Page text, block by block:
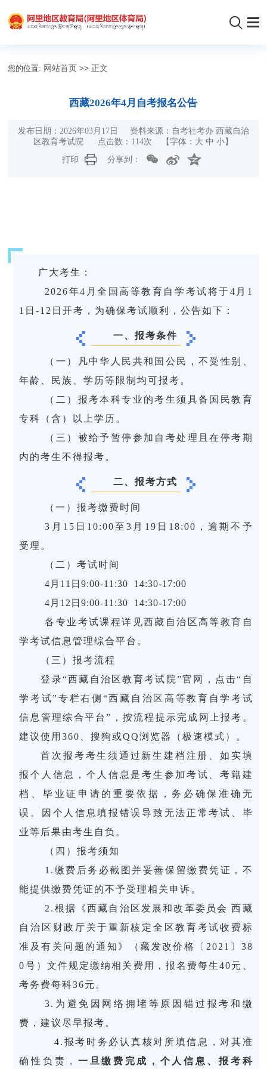
您的位置: 网站首页 >> 正文
西藏2026年4月自考报名公告
发布日期：2026年03月17日 资料来源：自考社考办 西藏自治
区教育考试院 点击数： 114次 【字体： 大 中 小 】
打印
分享到：
广大考生：
2026年4月全国高等教育自学考试将于4月1
1日-12日开考，为确保考试顺利，公告如下：
一、报考条件
（一）凡中华人民共和国公民，不受性别、
年龄、民族、学历等限制均可报考。
（二）报考本科专业的考生须具备国民教育
专科（含）以上学历。
（三）被给予暂停参加自考处理且在停考期
内的考生不得报考。
二、报考方式
（一）报考缴费时间
3月15日10:00至3月19日18:00，逾期不予
受理。
（二）考试时间
4月11日9:00-11:30 14:30-17:00
4月12日9:00-11:30 14:30-17:00
各专业考试课程详见西藏自治区高等教育自
学考试信息管理综合平台。
（三）报考流程
登录“西藏自治区教育考试院”官网，点击“自
学考试”专栏右侧“西藏自治区高等教育自学考试
信息管理综合平台”，按流程提示完成网上报考。
建议使用360、搜狗或QQ浏览器（极速模式）。
首次报考考生须通过新生建档注册、如实填
报个人信息，个人信息是考生参加考试、考籍建
档、毕业证申请的重要依据，务必确保准确无
误。因个人信息填报错误导致无法正常考试、毕
业等后果由考生自负。
（四）报考须知
1.缴费后务必截图并妥善保留缴费凭证，不
能提供缴费凭证的不予受理相关申诉。
2.根据《西藏自治区发展和改革委员会 西藏
自治区财政厅关于重新核定全区教育考试收费标
准及有关问题的通知》（藏发改价格〔2021〕38
0号）文件规定缴纳相关费用，报名费每生40元、
考务费每科36元。
3.为避免因网络拥堵等原因错过报考和缴
费，建议尽早报考。
4.报考时务必认真核对所填信息，对其准
确性负责， 一旦缴费 完成 ，个人信息、报考科